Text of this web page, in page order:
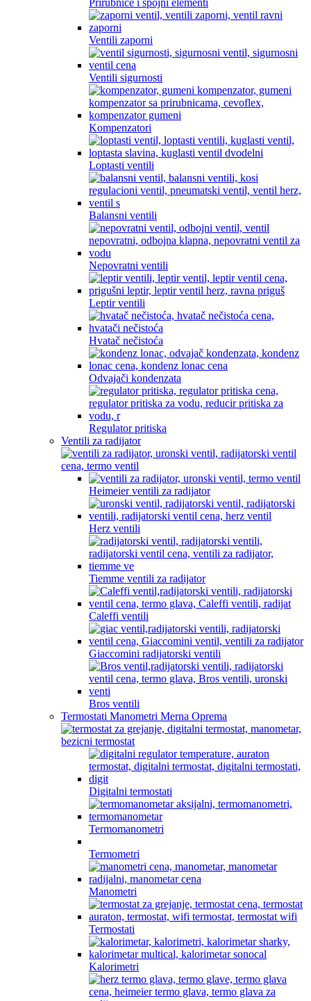
Prirubnice i spojni elementi
Ventili zaporni
Ventili sigurnosti
Kompenzatori
Loptasti ventili
Balansni ventili
Nepovratni ventili
Leptir ventili
Hvatač nečistoća
Odvajači kondenzata
Regulator pritiska
Ventili za radijator
Heimeier ventili za radijator
Herz ventili
Tiemme ventili za radijator
Caleffi ventili
Giaccomini radijatorski ventili
Bros ventili
Termostati Manometri Merna Oprema
Digitalni termostati
Termomanometri
Termometri
Manometri
Termostati
Kalorimetri